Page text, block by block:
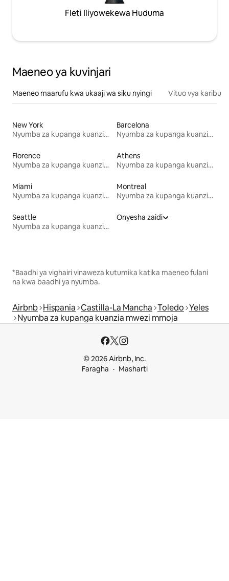
Fleti Iliyowekewa Huduma
Maeneo ya kuvinjari
Maeneo maarufu kwa ukaaji wa siku nyingi Vituo vya karibu
New York
Nyumba za kupanga kuanzia mwezi mmoja
Barcelona
Nyumba za kupanga kuanzia mwezi mmoja
Florence
Nyumba za kupanga kuanzia mwezi mmoja
Athens
Nyumba za kupanga kuanzia mwezi mmoja
Miami
Nyumba za kupanga kuanzia mwezi mmoja
Montreal
Nyumba za kupanga kuanzia mwezi mmoja
Seattle
Nyumba za kupanga kuanzia mwezi mmoja
Onyesha zaidi
*Baadhi ya vighairi vinaweza kutumika katika maeneo fulani
na kwa baadhi ya nyumba.
Airbnb Hispania Castilla-La Mancha Toledo Yeles
Nyumba za kupanga kuanzia mwezi mmoja
© 2026 Airbnb, Inc.
Faragha
Masharti